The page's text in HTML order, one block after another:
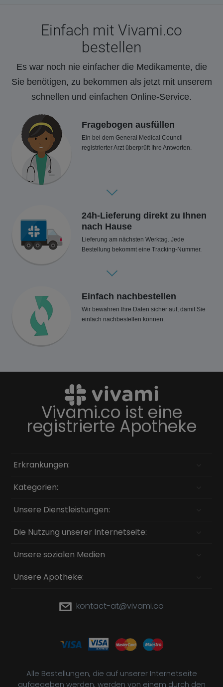
Einfach mit Vivami.co
bestellen
Es war noch nie einfacher die Medikamente, die
Sie benötigen, zu bekommen als jetzt mit unserem
schnellen und einfachen Online-Service.
Fragebogen ausfüllen
Ein bei dem General Medical Council
registrierter Arzt überprüft Ihre Antworten.
24h-Lieferung direkt zu Ihnen
nach Hause
Lieferung am nächsten Werktag. Jede
Bestellung bekommt eine Tracking-Nummer.
Einfach nachbestellen
Wir bewahren Ihre Daten sicher auf, damit Sie
einfach nachbestellen können.
Vivami.co ist eine
registrierte Apotheke
Erkrankungen:
Kategorien:
Unsere Dienstleistungen:
Die Nutzung unserer Internetseite:
Unsere sozialen Medien
Unsere Apotheke:
kontact-at@vivami.co
Alle Bestellungen, die auf unserer Internetseite
aufgegeben werden, werden von einem durch den